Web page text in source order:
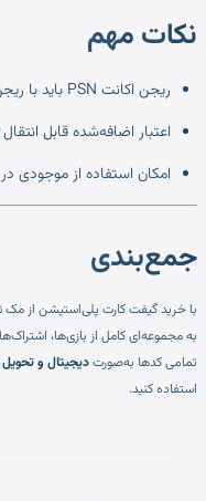
نکات مهم
ریجن اکانت PSN باید با ریجن گیفت کارت مطابقت داشته باشد
اعتبار اضافه‌شده قابل
امکان استفاده از موجودی
جمع‌بندی
به مجموعه‌ای کامل از بازی‌ها،
تمامی کدها به‌صورتدیجیتال و
استفاده کنید.